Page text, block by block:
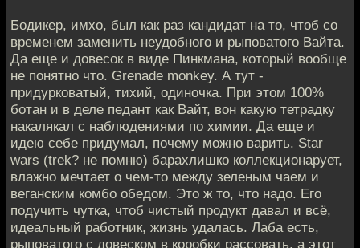
Бодикер, имхо, был как раз кандидат на то, чтоб со
временем заменить неудобного и рыповатого Вайта.
Да еще и довесок в виде Пинкмана, который вообще
не понятно что. Grenade monkey. А тут -
придурковатый, тихий, одиночка. При этом 100%
ботан и в деле педант как Вайт, вон какую тетрадку
накалякал с наблюдениями по химии. Да еще и
идею себе придумал, почему можно варить. Star
wars (trek? не помню) барахлишко коллекционарует,
влажно мечтает о чем-то между зеленым чаем и
веганским комбо обедом. Это ж то, что надо. Его
подучить чутка, чтоб чистый продукт давал и всё,
идеальный работник, жизнь удалась. Лаба есть,
рыповатого с довеском в коробки рассовать, а этот